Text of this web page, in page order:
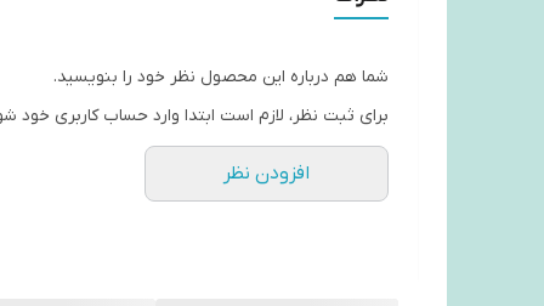
شما هم درباره این محصول نظر خود را بنویسید.
برای ثبت نظر، لازم است ابتدا وارد حساب کاربری خود
افزودن نظر